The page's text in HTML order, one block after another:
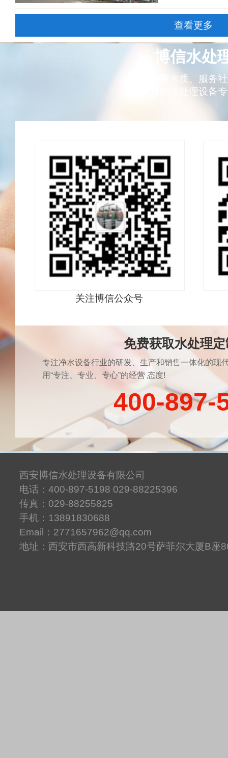
查看更多
博信水处
改善水质、服务
您的水处理设备
关注博信公众号
免费获取水处理
专注净水设备行业的研发、生产和销售一体化的现
用“专注、专业、专心”的经营 态度!
400-897-
西安博信水处理设备有限公司
电话：400-897-5198 029-88225396
传真：029-88255825
手机：13891830688
Email：2771657962@qq.com
地址：西安市西高新科技路20号萨菲尔大厦B座